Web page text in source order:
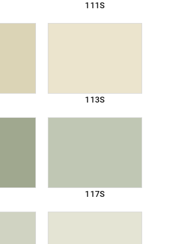
111S
113S
117S